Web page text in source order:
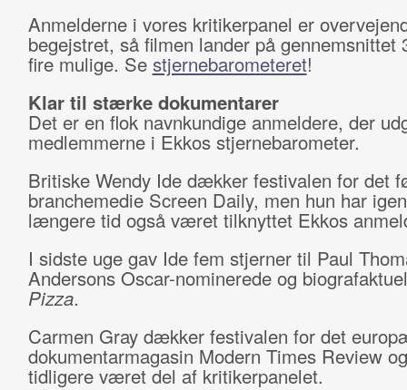
Anmelderne i vores kritikerpanel er
begejstret, så filmen lander på gennemsnittet
fire mulige. Se stjernebarometeret!
Klar til stærke dokumentarer
Det er en flok navnkundige anmeldere, der
medlemmerne i Ekkos stjernebarometer.
Britiske Wendy Ide dækker festivalen for det
branchemedie Screen Daily, men hun har
længere tid også været tilknyttet Ekkos
I sidste uge gav Ide fem stjerner til Paul
Andersons Oscar-nominerede og
Pizza.
Carmen Gray dækker festivalen for det
dokumentarmagasin Modern Times Review
tidligere været del af kritikerpanelet.